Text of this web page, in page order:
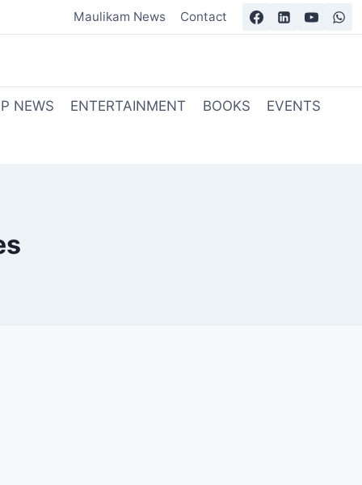
Maulikam News Contact
NEWS ENTERTAINMENT BOOKS EVENTS